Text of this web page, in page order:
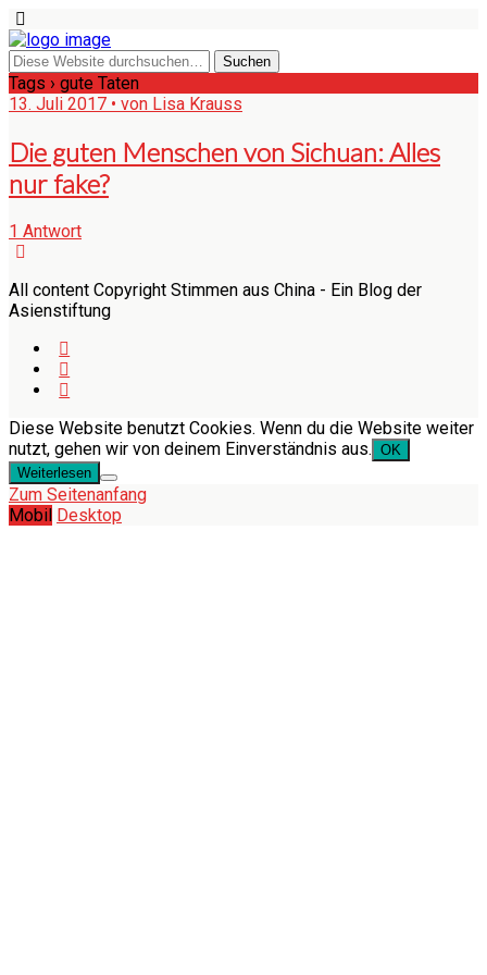
Tags › gute Taten
13. Juli 2017 • von Lisa Krauss
Die guten Menschen von Sichuan: Alles
nur fake?
1 Antwort
All content Copyright Stimmen aus China - Ein Blog der
Asienstiftung
Diese Website benutzt Cookies. Wenn du die Website weiter
nutzt, gehen wir von deinem Einverständnis aus. OK
Weiterlesen
Zum Seitenanfang
Mobil Desktop